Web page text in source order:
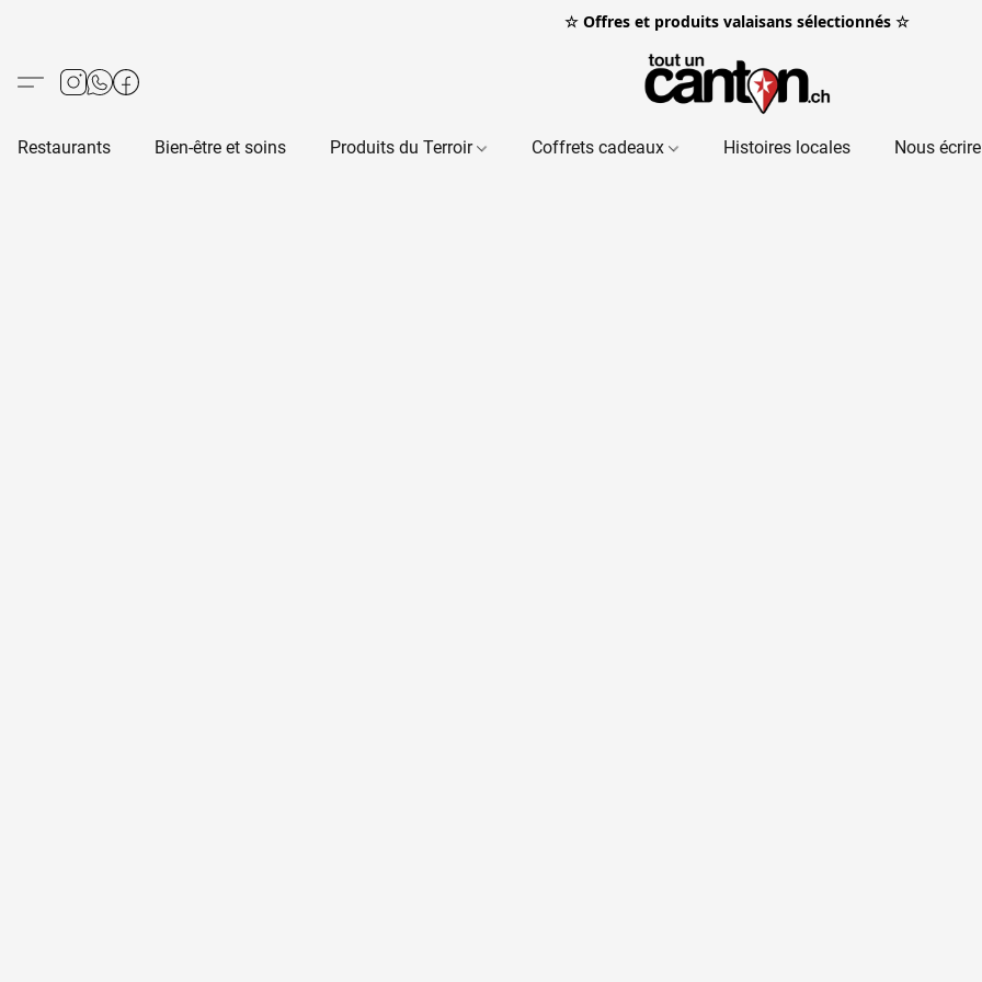
☆ Offres et produits valaisans sélectionnés ☆
Restaurants Bien-être et soins Produits du Terroir Coffrets cadeaux Histoires locales Nous écrire